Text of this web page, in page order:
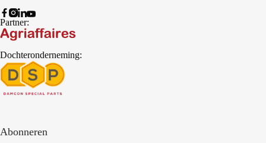
Partner:
Dochteronderneming:
Abonneren